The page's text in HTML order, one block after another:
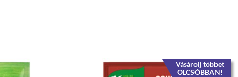
Vásárolj többet
OLCSÓBBAN!